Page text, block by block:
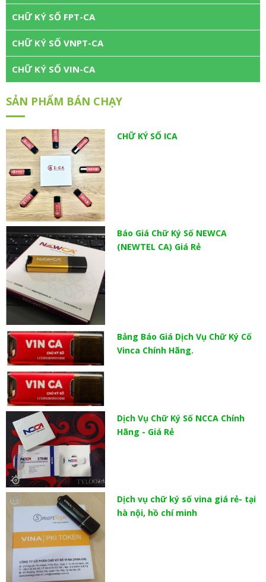
CHỮ KÝ SỐ FPT-CA
CHỮ KÝ SỐ VNPT-CA
CHỮ KÝ SỐ VIN-CA
SẢN PHẨM BÁN CHẠY
CHỮ KÝ SỐ ICA
Báo Giá Chữ Ký Số NEWCA
(NEWTEL CA) Giá Rẻ
Bảng Báo Giá Dịch Vụ Chữ Ký Cố
Vinca Chính Hãng.
Dịch Vụ Chữ Ký Số NCCA Chính
Hãng - Giá Rẻ
Dịch vụ chữ ký số vina giá rẻ- tại
hà nội, hồ chí minh